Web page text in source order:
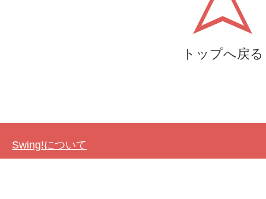
トップへ戻る
Swing!について